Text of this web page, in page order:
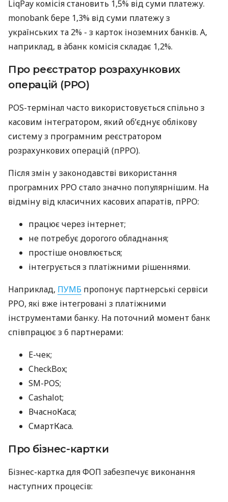
LiqPay комісія становить 1,5% від суми платежу.
monobank бере 1,3% від суми платежу з
українських та 2% - з карток іноземних банків. А,
наприклад, в àбанк комісія складає 1,2%.
Про реєстратор розрахункових
операцій (РРО)
POS-термінал часто використовується спільно з
касовим інтегратором, який об’єднує облікову
систему з програмним реєстратором
розрахункових операцій (пРРО).
Після змін у законодавстві використання
програмних РРО стало значно популярнішим. На
відміну від класичних касових апаратів, пРРО:
працює через інтернет;
не потребує дорогого обладнання;
простіше оновлюється;
інтегрується з платіжними рішеннями.
Наприклад, ПУМБ пропонує партнерські сервіси
РРО, які вже інтегровані з платіжними
інструментами банку. На поточний момент банк
співпрацює з 6 партнерами:
E-чек;
CheckBox;
SM-POS;
Cashalot;
ВчасноКаса;
СмартКаса.
Про бізнес-картки
Бізнес-картка для ФОП забезпечує виконання
наступних процесів: